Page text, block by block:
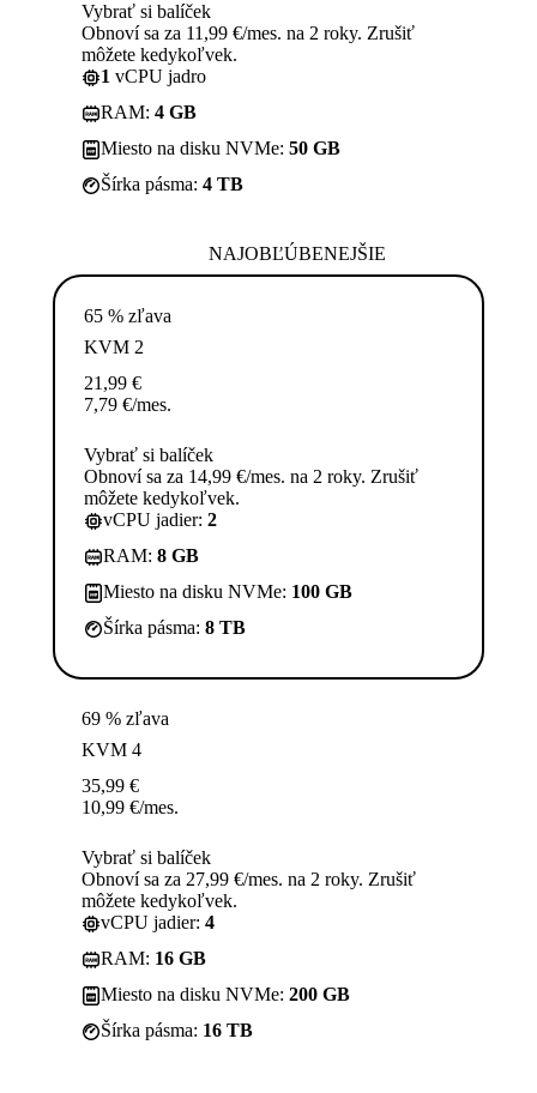
Vybrať si balíček
Obnoví sa za 11,99 €/mes. na 2 roky. Zrušiť
môžete kedykoľvek.
1 vCPU jadro
RAM: 4 GB
Miesto na disku NVMe: 50 GB
Šírka pásma: 4 TB
NAJOBĽÚBENEJŠIE
65 % zľava
KVM 2
21,99 €
7,79 €/mes.
Vybrať si balíček
Obnoví sa za 14,99 €/mes. na 2 roky. Zrušiť
môžete kedykoľvek.
vCPU jadier: 2
RAM: 8 GB
Miesto na disku NVMe: 100 GB
Šírka pásma: 8 TB
69 % zľava
KVM 4
35,99 €
10,99 €/mes.
Vybrať si balíček
Obnoví sa za 27,99 €/mes. na 2 roky. Zrušiť
môžete kedykoľvek.
vCPU jadier: 4
RAM: 16 GB
Miesto na disku NVMe: 200 GB
Šírka pásma: 16 TB